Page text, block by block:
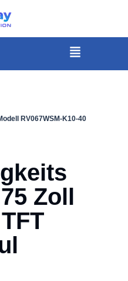
Menü
RV067WSM-K10-40
Zoll